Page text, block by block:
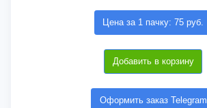
Цена за 1 пачку: 75 руб.
Добавить в корзину
Оформить заказ Telegram